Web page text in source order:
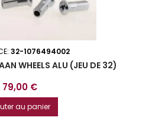
32-1076494002
WHEELS ALU (JEU DE 32)
Prix
79,00 €
au panier